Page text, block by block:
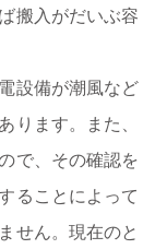
搬入がだいぶ容
設備が潮風など
ます。また、
で、その確認を
ることによって
せん。現在のと